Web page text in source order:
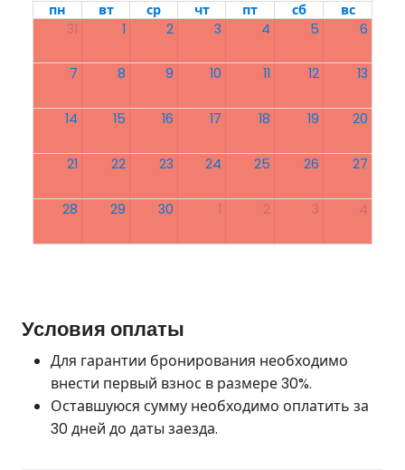
пн вт ср чт пт сб
вс
31
1 2 3 4 5 6
7 8 9 10 11 12 13
14 15 16 17 18 19 20
21 22 23 24 25 26 27
28 29 30 1 2 3 4
Условия оплаты
Для гарантии бронирования необходимо
внести первый взнос в размере 30%.
Оставшуюся сумму необходимо оплатить за
30 дней до даты заезда.